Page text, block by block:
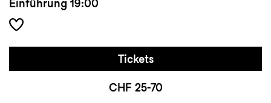
Einführung 19:00
Tickets
CHF 25-70